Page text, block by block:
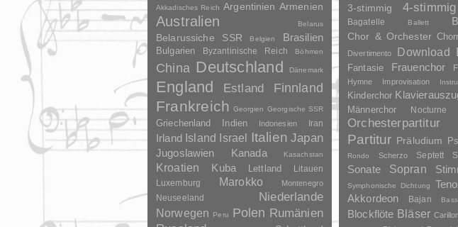
Akkadisches Reich Argentinien Armenien
Australien Belarus
Belarussiche SSR Belgien Brasilien
Bulgarien Byzantinische Reich Böhmen
China Deutschland Dänemark
England Estland Finnland
Frankreich Georgien Georgische SSR
Griechenland Indien Indonesien Iran
Irland Island Israel Italien Japan
Jugoslawien Kanada Kasachstan
Kroatien Kuba Lettland
Litauen
Luxemburg
Marokko Montenegro
Neuseeland Niederlande
Norwegen Peru Polen Rumänien
3-stimmig 4-stimmig
Bagatelle Ballett
Chor & Orchester
Divertimento Download
Fantasie Frauenchor
Hymne Improvisation
Kinderchor
Männerchor Nocturne
Orchesterpartitur
Partitur Präludium
Rondo Scherzo Septett
Sonate Sopran
Symphonische Dichtung
Akkordeon Bajan
Blockflöte Bläser